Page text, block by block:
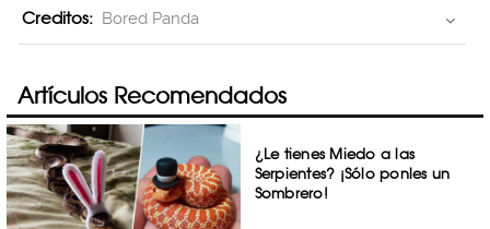
Creditos: Bored Panda
Artículos Recomendados
¿Le tienes Miedo a las
Serpientes? ¡Sólo ponles un
Sombrero!